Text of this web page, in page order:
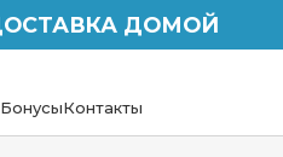
ДОМОЙ
БонусыКонтакты